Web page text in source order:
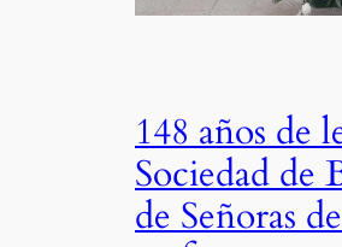
148 años de
Sociedad de
de Señoras